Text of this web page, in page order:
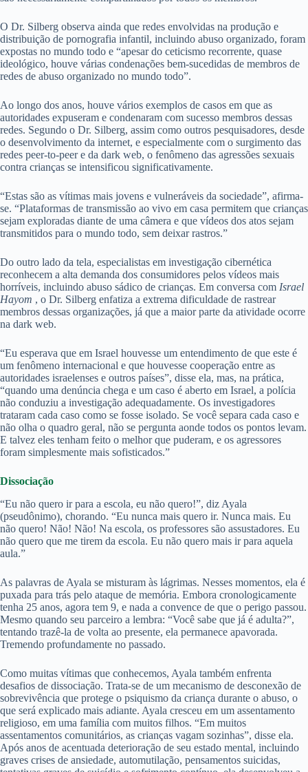
O Dr. Silberg observa ainda que redes envolvidas na produção e
distribuição de pornografia infantil, incluindo abuso organizado, foram
expostas no mundo todo e “apesar do ceticismo recorrente, quase
ideológico, houve várias condenações bem-sucedidas de membros de
redes de abuso organizado no mundo todo”.
Ao longo dos anos, houve vários exemplos de casos em que as
autoridades expuseram e condenaram com sucesso membros dessas
redes. Segundo o Dr. Silberg, assim como outros pesquisadores, desde
o desenvolvimento da internet, e especialmente com o surgimento das
redes peer-to-peer e da dark web, o fenômeno das agressões sexuais
contra crianças se intensificou significativamente.
“Estas são as vítimas mais jovens e vulneráveis ​​da sociedade”, afirma-
se. “Plataformas de transmissão ao vivo em casa permitem que crianças
sejam exploradas diante de uma câmera e que vídeos dos atos sejam
transmitidos para o mundo todo, sem deixar rastros.”
Do outro lado da tela, especialistas em investigação cibernética
reconhecem a alta demanda dos consumidores pelos vídeos mais
horríveis, incluindo abuso sádico de crianças. Em conversa com Israel
Hayom , o Dr. Silberg enfatiza a extrema dificuldade de rastrear
membros dessas organizações, já que a maior parte da atividade ocorre
na dark web.
“Eu esperava que em Israel houvesse um entendimento de que este é
um fenômeno internacional e que houvesse cooperação entre as
autoridades israelenses e outros países”, disse ela, mas, na prática,
“quando uma denúncia chega e um caso é aberto em Israel, a polícia
não conduziu a investigação adequadamente. Os investigadores
trataram cada caso como se fosse isolado. Se você separa cada caso e
não olha o quadro geral, não se pergunta aonde todos os pontos levam.
E talvez eles tenham feito o melhor que puderam, e os agressores
foram simplesmente mais sofisticados.”
Dissociação
“Eu não quero ir para a escola, eu não quero!”, diz Ayala
(pseudônimo), chorando. “Eu nunca mais quero ir. Nunca mais. Eu
não quero! Não! Não! Na escola, os professores são assustadores. Eu
não quero que me tirem da escola. Eu não quero mais ir para aquela
aula.”
As palavras de Ayala se misturam às lágrimas. Nesses momentos, ela é
puxada para trás pelo ataque de memória. Embora cronologicamente
tenha 25 anos, agora tem 9, e nada a convence de que o perigo passou.
Mesmo quando seu parceiro a lembra: “Você sabe que já é adulta?”,
tentando trazê-la de volta ao presente, ela permanece apavorada.
Tremendo profundamente no passado.
Como muitas vítimas que conhecemos, Ayala também enfrenta
desafios de dissociação. Trata-se de um mecanismo de desconexão de
sobrevivência que protege o psiquismo da criança durante o abuso, o
que será explicado mais adiante. Ayala cresceu em um assentamento
religioso, em uma família com muitos filhos. “Em muitos
assentamentos comunitários, as crianças vagam sozinhas”, disse ela.
Após anos de acentuada deterioração de seu estado mental, incluindo
graves crises de ansiedade, automutilação, pensamentos suicidas,